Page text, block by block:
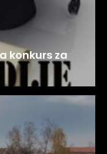
konkurs za